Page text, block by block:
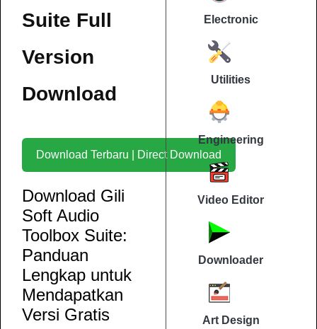
Suite Full
Version
Download
Download Terbaru | Direct Download
Download Gili
Soft Audio
Toolbox Suite:
Panduan
Lengkap untuk
Mendapatkan
Versi Gratis
Electronic
Utilities
Engineering
Video Editor
Downloader
Art Design